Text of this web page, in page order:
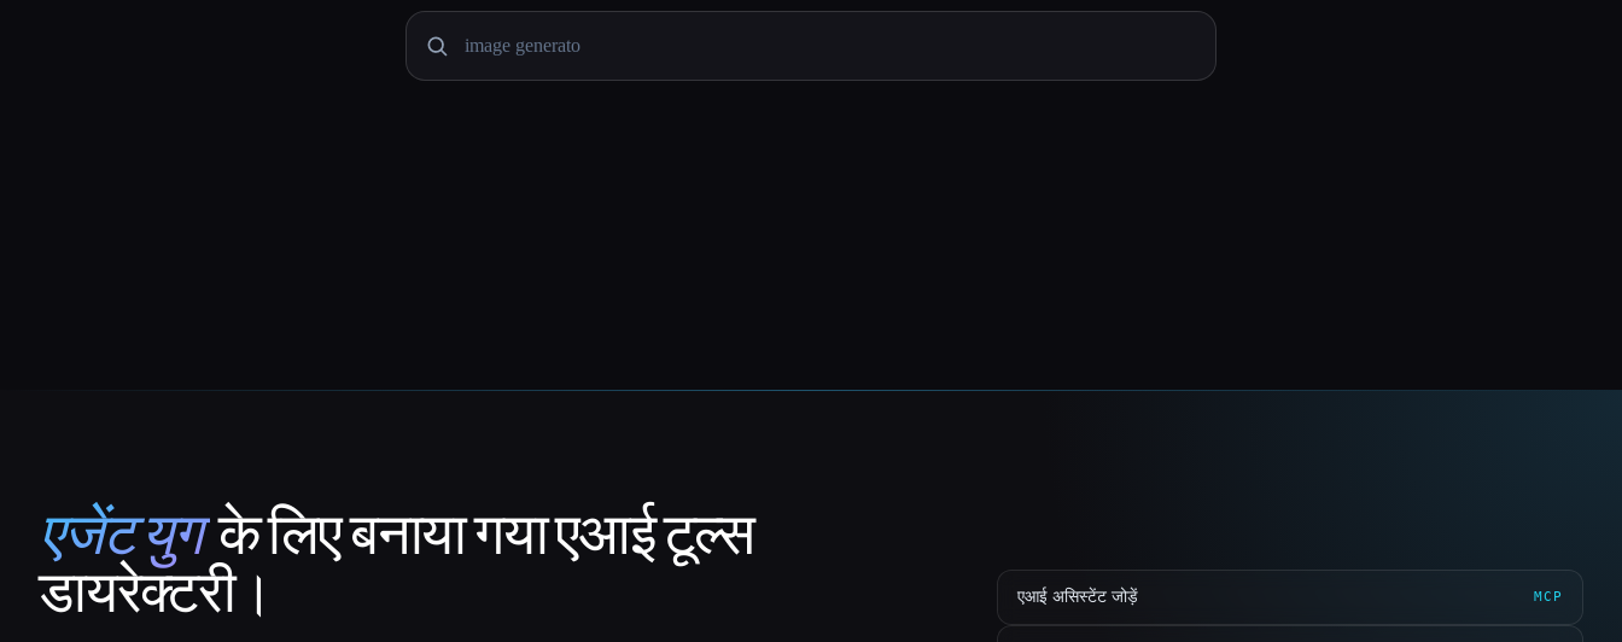
That AI Collection
एजेंट युग के लिए बनाया गया एआई टूल्स
डायरेक्टरी। एआई असिस्टेंट जोड़ें MCP